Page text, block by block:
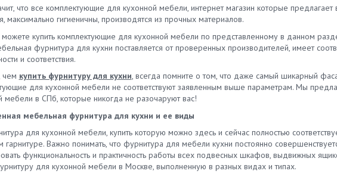
столовых приборов,
емкостей для сыпучих
Интерьеры кухонные
фурнитура к которым
из визуально
материала, призваны
свободное пространство
рабочей поверхностью,
для размещения
предметов — набора
и лопаток, турки,
прихваток. Рейлинги
уместны во всех
вариантах
Если стиль хай-тек
экономичности. Купить плинтус
кухонный пластиковый для столешниц
стоит в случае, если вы не готовы
тратиться на приобретение. Эксперты
рекомендуют купить алюминиевый
максимальной надежности и
долговечности интерьера. Металл
проходит несколько стадий
обработки от коррозии. Алюминиевый
плинтус для кухни особенно
гармонично смотрится в интерьерах,
где доминируют металлические
элементы. Ввиду высокой надежности
он часто устанавливается на кухнях в
и
цоколь для кухни имеет
высоту в диапазоне
15 см. Выбор расцветок
неограничен. Вы можете
белый кухонный цоколь
планки или изделия из
МДФ и ДСП –
цветовая палитра позволит
панели для любых
Главное – обратить
на особенности материала
критерии выбора. Что
выбирая цоколь для кухонной
напольный: Высота планки
что все комплектующие для кухонной мебели, интернет магазин которые
максимально гигиеничны, производятся из прочных материалов.
купить комплектующие для кухонной мебели по представленному в данном
фурнитура для кухни поставляется от проверенных производителей, имеет
и соответствия.
купить фурнитуру для кухни, всегда помните о том, что даже самый шикарный
для кухонной мебели не соответствуют заявленным выше параметрам. Мы
мебели в СПб, которые никогда не разочаруют вас!
мебельная фурнитура для кухни и ее виды
для кухонной мебели, купить которую можно здесь и сейчас полностью
гарнитуре. Важно понимать, что фурнитура для мебели кухни постоянно
функциональность и практичность работы всех подвесных шкафов, выдвижных
для кухонной мебели в Москве, выполненную в разных видах и типах.